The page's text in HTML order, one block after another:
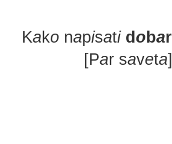
Kako napisati d o bar
[Par saveta]